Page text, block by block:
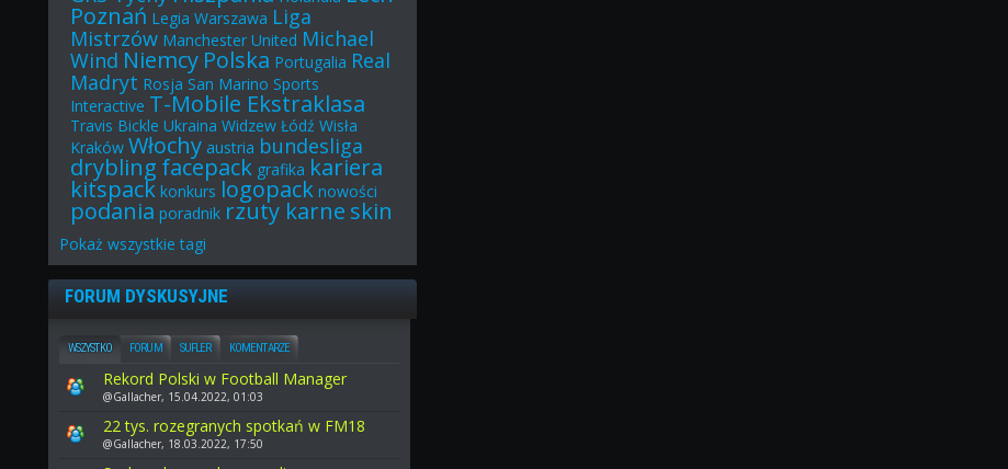
Poznań Legia Warszawa Liga
Mistrzów Manchester United Michael
Wind Niemcy Polska Portugalia Real
Madryt Rosja San Marino Sports
Interactive T-Mobile Ekstraklasa
Travis Bickle Ukraina Widzew Łódź Wisła
Kraków Włochy austria bundesliga
drybling facepack grafika kariera
kitspack konkurs logopack nowości
podania poradnik rzuty karne skin
Pokaż wszystkie tagi
FORUM DYSKUSYJNE
WSZYSTKO FORUM SUFLER KOMENTARZE
Rekord Polski w Football Manager
@Gallacher, 15.04.2022, 01:03
22 tys. rozegranych spotkań w FM18
@Gallacher, 18.03.2022, 17:50